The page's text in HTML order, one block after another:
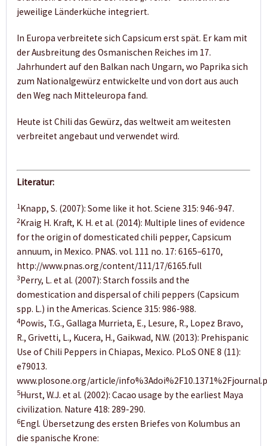
jeweilige Länderküche integriert.
In Europa verbreitete sich Capsicum erst spät. Er kam mit
der Ausbreitung des Osmanischen Reiches im 17.
Jahrhundert auf den Balkan nach Ungarn, wo Paprika sich
zum Nationalgewürz entwickelte und von dort aus auch
den Weg nach Mitteleuropa fand.
Heute ist Chili das Gewürz, das weltweit am weitesten
verbreitet angebaut und verwendet wird.
Literatur:
1 Knapp, S. (2007): Some like it hot. Sciene 315: 946-947.
2Kraig H. Kraft, K. H. et al. (2014): Multiple lines of evidence
for the origin of domesticated chili pepper, Capsicum
annuum, in Mexico. PNAS. vol. 111 no. 17: 6165–6170,
http://www.pnas.org/content/111/17/6165.full
3Perry, L. et al. (2007): Starch fossils and the
domestication and dispersal of chili peppers (Capsicum
spp. L.) in the Americas. Science 315: 986-988.
4Powis, T.G., Gallaga Murrieta, E., Lesure, R., Lopez Bravo,
R., Grivetti, L., Kucera, H., Gaikwad, N.W. (2013): Prehispanic
Use of Chili Peppers in Chiapas, Mexico. PLoS ONE 8 (11):
e79013.
www.plosone.org/article/
5Hurst, W.J. et al. (2002): Cacao usage by the earliest Maya
civilization. Nature 418: 289-290.
6Engl. Übersetzung des ersten Briefes von Kolumbus an
die spanische Krone: